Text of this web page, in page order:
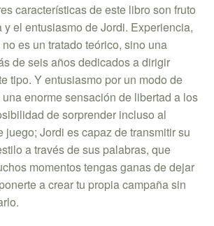
características de este libro son fruto
el entusiasmo de Jordi. Experiencia,
es un tratado teórico, sino una
de seis años dedicados a dirigir
tipo. Y entusiasmo por un modo de
enorme sensación de libertad a los
de sorprender incluso al
juego; Jordi es capaz de transmitir su
a través de sus palabras, que
momentos tengas ganas de dejar
a crear tu propia campaña sin